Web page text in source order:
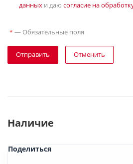
данных и даю согласие на
* — Обязательные поля
Отправить Отменить
Наличие
Поделиться